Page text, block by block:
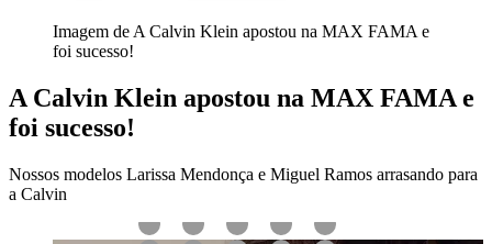
Imagem de A Calvin Klein apostou na MAX FAMA e
foi sucesso!
A Calvin Klein apostou na MAX FAMA e
foi sucesso!
Nossos modelos Larissa Mendonça e Miguel Ramos arrasando para
a Calvin